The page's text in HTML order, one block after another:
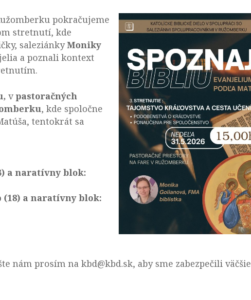
pokračujeme
stretnutí, kde
saleziánkyMoniky
a poznali kontext
vpastoračných
, kde spoločne
tentokrát sa
a naratívny blok:
(18) a naratívny blok:
nám prosím na kbd@kbd.sk, aby sme zabezpečili väčšie